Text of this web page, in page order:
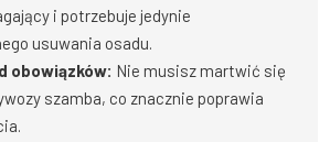
i potrzebuje jedynie
usuwania osadu.
obowiązków: Nie musisz martwić się
szamba, co znacznie poprawia